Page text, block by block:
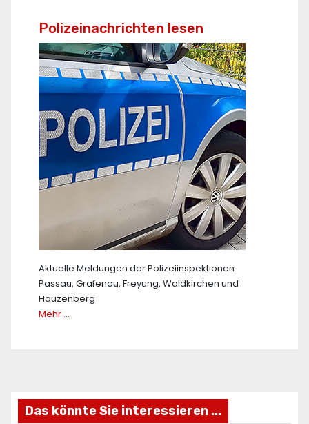
Polizeinachrichten lesen
Aktuelle Meldungen der Polizeiinspektionen
Passau, Grafenau, Freyung, Waldkirchen und
Hauzenberg
Mehr …
Das könnte Sie interessieren ...